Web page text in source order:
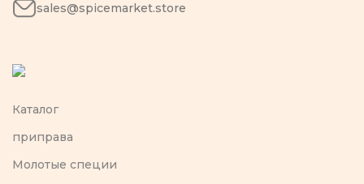
sales@spicemarket.store
Каталог
приправа
Молотые специи